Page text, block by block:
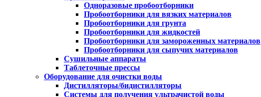
Одноразовые пробоотборники
Пробоотборники для вязких материалов
Пробоотборники для грунта
Пробоотборники для жидкостей
Пробоотборники для замороженных материалов
Пробоотборники для сыпучих материалов
Сушильные аппараты
Таблеточные прессы
Оборудование для очистки воды
Дистилляторы/бидистилляторы
Системы для получения ультрачистой воды